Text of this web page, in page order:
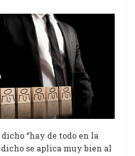
“hay de todo en la
se aplica muy bien al